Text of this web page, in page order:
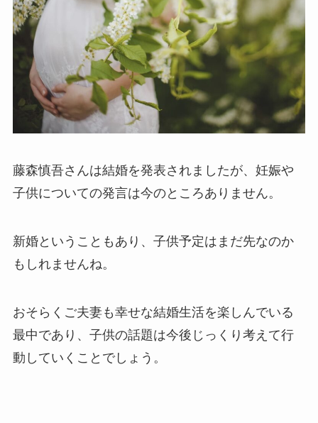
藤森慎吾さんは結婚を発表されましたが、妊娠や
子供についての発言は今のところありません。
新婚ということもあり、子供予定はまだ先なのか
もしれませんね。
おそらくご夫妻も幸せな結婚生活を楽しんでいる
最中であり、子供の話題は今後じっくり考えて行
動していくことでしょう。